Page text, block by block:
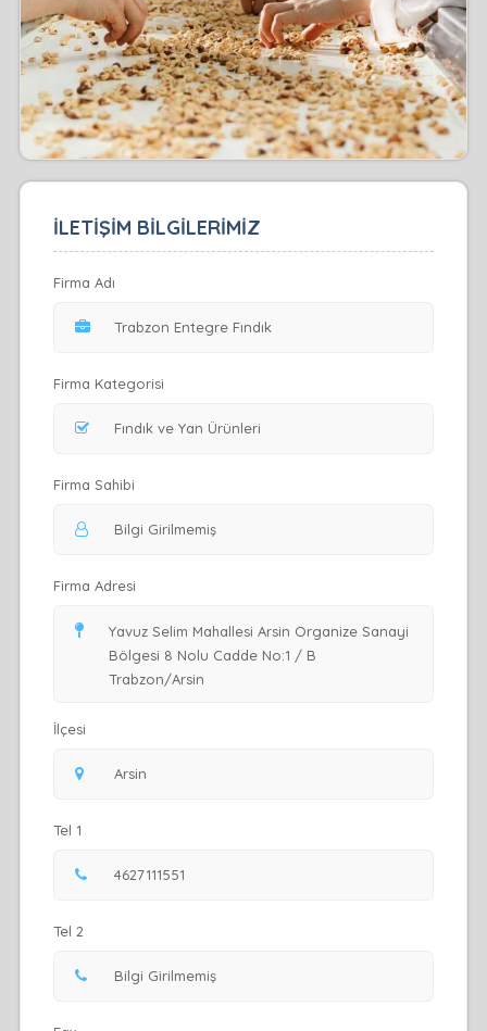
İLETİŞİM BİLGİLERİMİZ
Firma Adı
Firma Kategorisi
Firma Sahibi
Firma Adresi
İlçesi
Tel 1
Tel 2